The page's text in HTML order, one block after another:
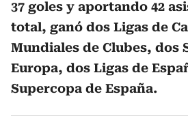
37 goles y aportando 42
total, ganó dos Ligas de
Mundiales de Clubes, dos
Europa, dos Ligas de
Supercopa de España.